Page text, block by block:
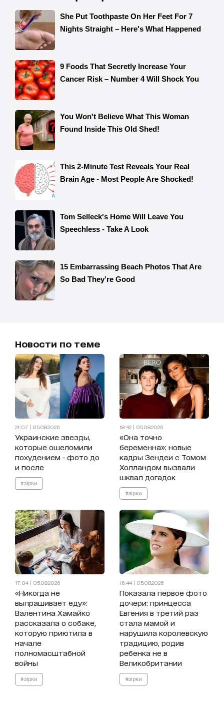
Новости по теме
21:07 | 05.08.2026
Украинские звезды,
которые ошеломили
похудением - фото до
и после
#зірки
18:42 | 05.08.2026
«Она точно
беременна»: новые
кадры Зендеи с Томом
Холландом вызвали
шквал догадок
#зірки
17:04 | 05.08.2026
«Никогда не
выпрашивает еду»:
Валентина Хамайко
рассказала о собаке,
которую приютила в
начале
полномасштабной
войны
#зірки
16:44 | 05.08.2026
Показала первое фото
дочери: принцесса
Евгения в третий раз
стала мамой и
нарушила королевскую
традицию, родив
ребенка не в
Великобритании
#зірки